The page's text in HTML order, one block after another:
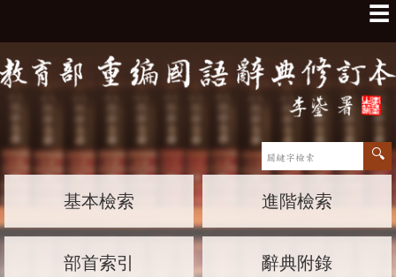
☰
基本檢索 進階檢索
部首索引 辭典附錄